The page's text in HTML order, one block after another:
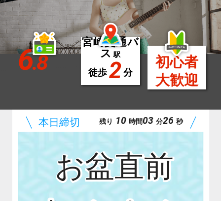
6.8
宮崎交通バ
ス 駅
徒歩2分
初心者
大歓迎
お盆直前
残り 10 時間03 分24 秒